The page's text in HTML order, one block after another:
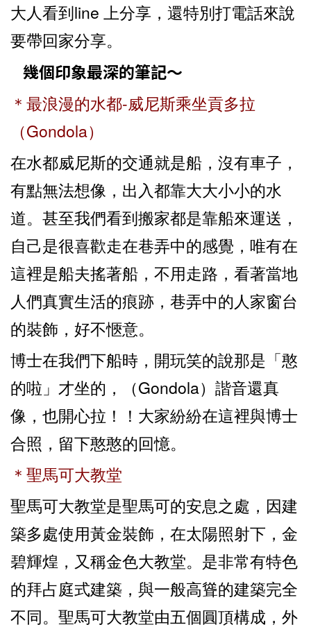
大人看到line 上分享，還特別打電話來說
要帶回家分享。
幾個印象最深的筆記～
＊最浪漫的水都-威尼斯乘坐貢多拉
（Gondola）
在水都威尼斯的交通就是船，沒有車子，
有點無法想像，出入都靠大大小小的水
道。甚至我們看到搬家都是靠船來運送，
自己是很喜歡走在巷弄中的感覺，唯有在
這裡是船夫搖著船，不用走路，看著當地
人們真實生活的痕跡，巷弄中的人家窗台
的裝飾，好不愜意。
博士在我們下船時，開玩笑的說那是「憨
的啦」才坐的，（Gondola）諧音還真
像，也開心拉！！大家紛紛在這裡與博士
合照，留下憨憨的回憶。
＊聖馬可大教堂
聖馬可大教堂是聖馬可的安息之處，因建
築多處使用黃金裝飾，在太陽照射下，金
碧輝煌，又稱金色大教堂。是非常有特色
的拜占庭式建築，與一般高聳的建築完全
不同。聖馬可大教堂由五個圓頂構成，外